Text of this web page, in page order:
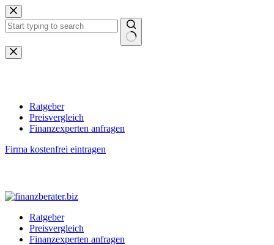
Zum
Inhalt
springen
Keine
Ergebnisse
Ratgeber
Preisvergleich
Finanzexperten anfragen
Firma kostenfrei eintragen
Ratgeber
Preisvergleich
Finanzexperten anfragen